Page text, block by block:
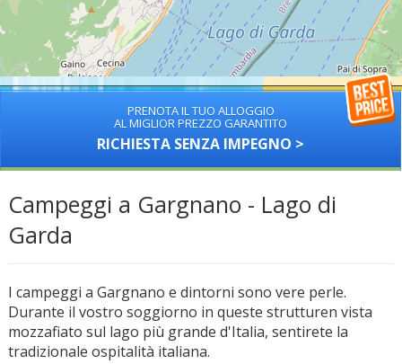
PRENOTA IL TUO ALLOGGIO
AL MIGLIOR PREZZO GARANTITO
RICHIESTA SENZA IMPEGNO >
Campeggi a Gargnano - Lago di
Garda
I campeggi a Gargnano e dintorni sono vere perle.
Durante il vostro soggiorno in queste strutturen vista
mozzafiato sul lago più grande d'Italia, sentirete la
tradizionale ospitalità italiana.